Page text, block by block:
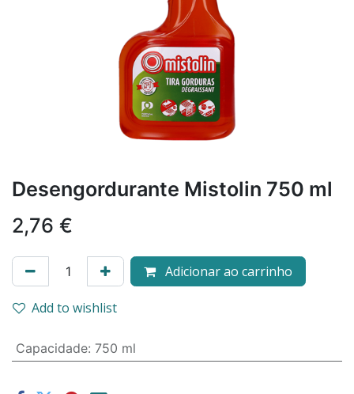
Desengordurante Mistolin 750 ml
2,76 €
Adicionar ao carrinho
Add to wishlist
Capacidade: 750 ml